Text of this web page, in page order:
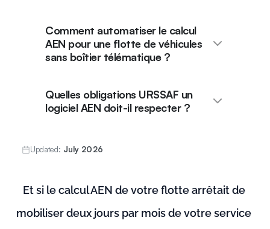
Comment automatiser le calcul
AEN pour une flotte de véhicules
sans boîtier télématique ?
Quelles obligations URSSAF un
logiciel AEN doit-il respecter ?
Updated: July 2026
Et si le calcul AEN de votre flotte arrêtait de
mobiliser deux jours par mois de votre service